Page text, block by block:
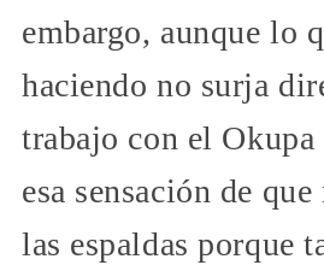
embargo, aunque lo
haciendo no surja
trabajo con el Okupa
esa sensación de
las espaldas porque